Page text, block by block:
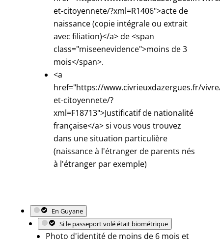
et-citoyennete/?xml=R1406">acte de
naissance (copie intégrale ou extrait
avec filiation)</a> de <span
class="miseenevidence">moins de 3
mois</span>.
<a
href="https://www.civrieuxdazergues.fr/
et-citoyennete/?
xml=F18713">Justificatif de nationalité
française</a> si vous vous trouvez
dans une situation particulière
(naissance à l'étranger de parents nés
à l'étranger par exemple)
En Guyane
Si le passeport volé était biométrique
Photo d'identité de moins de 6 mois et